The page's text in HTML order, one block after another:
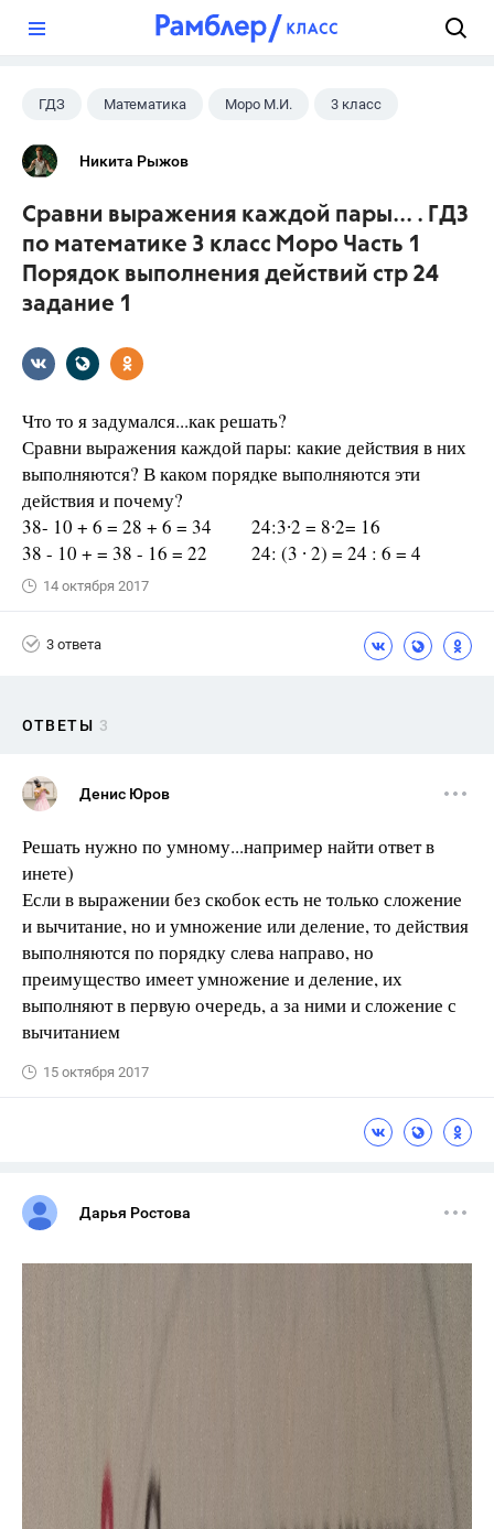
ГДЗ Математика Моро М.И. 3 класс
Никита Рыжов
Сравни выражения каждой пары... . ГДЗ
по математике 3 класс Моро Часть 1
Порядок выполнения действий стр 24
задание 1
Что то я задумался...как решать?
Сравни выражения каждой пары: какие действия в них
выполняются? В каком порядке выполняются эти
действия и почему?
38- 10 + 6 = 28 + 6 = 34 24:3∙2 = 8∙2= 16
38 - 10 + = 38 - 16 = 22 24: (3 ∙ 2) = 24 : 6 = 4
14 октября 2017
3 ответа
ОТВЕТЫ 3
Денис Юров
Решать нужно по умному...например найти ответ в
инете)
Если в выражении без скобок есть не только сложение
и вычитание, но и умножение или деление, то действия
выполняются по порядку слева направо, но
преимущество имеет умножение и деление, их
выполняют в первую очередь, а за ними и сложение с
вычитанием
15 октября 2017
Дарья Ростова